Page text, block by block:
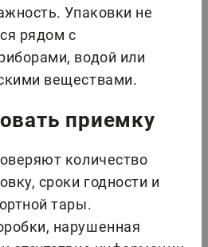
Упаковки не
рядом с
водой или
веществами.
приемку
количество
сроки годности и
тары.
нарушенная